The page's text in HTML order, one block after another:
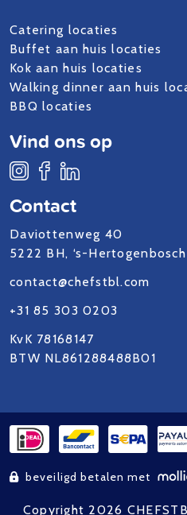
Contact
Daviottenweg 40
5222 BH, ‘s-Hertogenbosch
contact@chefstbl.com
+31 85 303 0203
KvK 78168147
BTW NL861288488B01
Catering locaties
Buffet aan huis locaties
Kok aan huis locaties
Walking dinner aan huis
BBQ locaties
Vind ons op
beveiligd betalen met
Copyright 2026